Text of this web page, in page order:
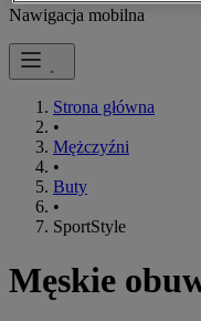
Nawigacja mobilna
Strona główna
•
Mężczyźni
•
Buty
•
SportStyle
Męskie